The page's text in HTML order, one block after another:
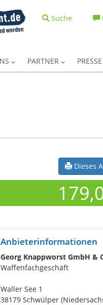
Suche
PARTNER PRESSE
Dieses
Anbieterinformationen
Georg Knappworst GmbH &
Waffenfachgeschäft
Waller See 1
38179 Schwülper